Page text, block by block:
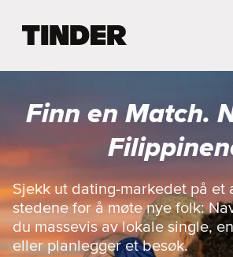
r
s
h
e
m
m
e
s
Finn en Match.
Sjekk ut dating-markedet på et
stedene for å møte nye folk:
du massevis av lokale single,
eller planlegger et besøk.